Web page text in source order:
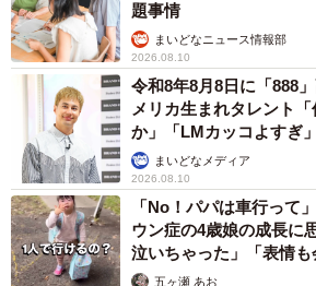
題事情
まいどなニュース情報部
2026.08.10
令和8年8月8日に「888
メリカ生まれタレント
か」「LMカッコよすぎ」
まいどなメディア
2026.08.10
「No！パパは車行っ
ウン症の4歳娘の成長に
泣いちゃった」「表情も
五ヶ瀬 あお